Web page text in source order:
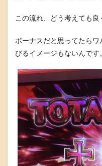
この流れ、どう考えても良
ボーナスだと思ってたら
びるイメージもないんです